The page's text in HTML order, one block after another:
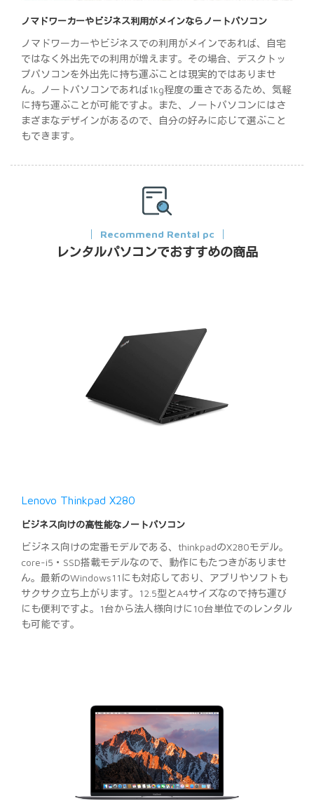
ノマドワーカーやビジネス利用がメインならノートパソコン
ノマドワーカーやビジネスでの利用がメインであれば、自宅
ではなく外出先での利用が増えます。その場合、デスクトッ
プパソコンを外出先に持ち運ぶことは現実的ではありませ
ん。ノートパソコンであれば1kg程度の重さであるため、気軽
に持ち運ぶことが可能ですよ。また、ノートパソコンにはさ
まざまなデザインがあるので、自分の好みに応じて選ぶこと
もできます。
Recommend Rental pc
レンタルパソコンでおすすめの商品
Lenovo Thinkpad X280
ビジネス向けの高性能なノートパソコン
ビジネス向けの定番モデルである、thinkpadのX280モデル。
core-i5・SSD搭載モデルなので、動作にもたつきがありませ
ん。最新のWindows11にも対応しており、アプリやソフトも
サクサク立ち上がります。12.5型とA4サイズなので持ち運び
にも便利ですよ。1台から法人様向けに10台単位でのレンタル
も可能です。